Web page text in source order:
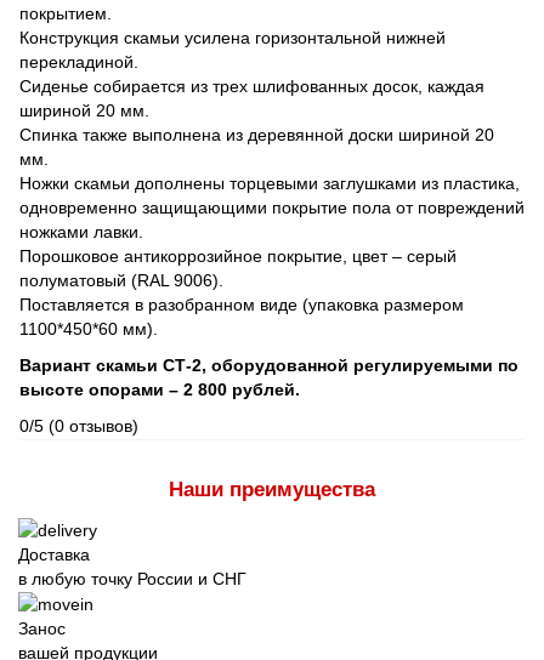
покрытием.
Конструкция скамьи усилена горизонтальной нижней
перекладиной.
Сиденье собирается из трех шлифованных досок, каждая
шириной 20 мм.
Спинка также выполнена из деревянной доски шириной 20
мм.
Ножки скамьи дополнены торцевыми заглушками из пластика,
одновременно защищающими покрытие пола от повреждений
ножками лавки.
Порошковое антикоррозийное покрытие, цвет – серый
полуматовый (RAL 9006).
Поставляется в разобранном виде (упаковка размером
1100*450*60 мм).
Вариант скамьи СТ-2, оборудованной регулируемыми по
высоте опорами – 2 800 рублей.
0/5 (0 отзывов)
Наши преимущества
Доставка
в любую точку России и СНГ
Занос
вашей продукции